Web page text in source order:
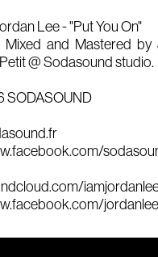
Film
Lee - "Put You On"
Mixed and Mastered by
@ Sodasound studio.
SODASOUND